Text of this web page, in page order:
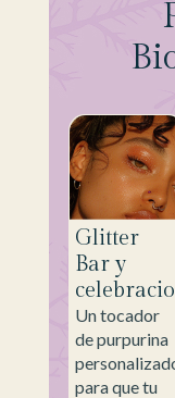
Glitter
Bar y
Un tocador
de purpurina
para que tu